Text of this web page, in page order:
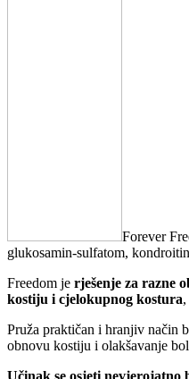
Forever
glukosamin-sulfatom,
Freedom je rješenje za razne
kostiju i cjelokupnog kostura
Pruža praktičan i hranjiv način
obnovu kostiju i olakšavanje
Učinak se osjeti nevjerojatno